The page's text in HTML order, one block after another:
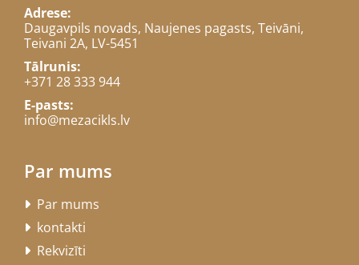
Adrese:
Daugavpils novads, Naujenes pagasts, Teivāni,
Teivani 2A, LV-5451
Tālrunis:
+371 28 333 944
E-pasts:
info@mezacikls.lv
Par mums
 Par mums
 kontakti
 Rekvizīti